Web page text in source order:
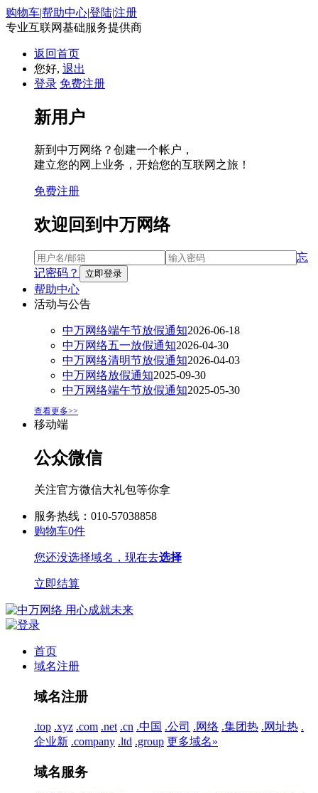
购物车|帮助中心|登陆|注册
专业互联网基础服务提供商
返回首页
您好, 退出
登录 免费注册
新用户
新到中万网络？创建一个帐户，
建立您的网上业务，开始您的互联网之旅！
免费注册
欢迎回到中万网络
忘
记密码？
帮助中心
活动与公告
中万网络端午节放假通知2026-06-18
中万网络五一放假通知2026-04-30
中万网络清明节放假通知2026-04-03
中万网络放假通知2025-09-30
中万网络端午节放假通知2025-05-30
查看更多>>
移动端
公众微信
关注官方微信大礼包等你拿
服务热线：010-57038858
购物车0件
您还没选择域名，现在去选择
立即结算
首页
域名注册
域名注册
.top .xyz .com .net .cn .中国 .公司 .网络 .集团热 .网址热 .
企业新 .company .ltd .group 更多域名»
域名服务